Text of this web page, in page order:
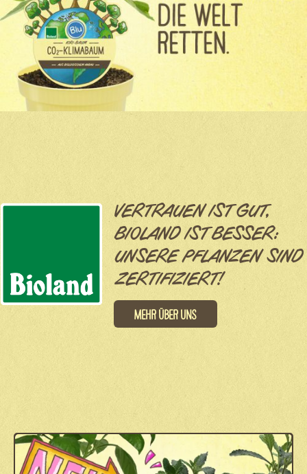
VERTRAUEN IST GUT,
BIOLAND IST BESSER:
UNSERE PFLANZEN SIND
ZERTIFIZIERT!
Mehr über uns